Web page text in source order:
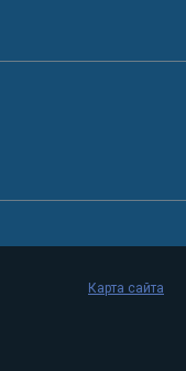
Карта сайта